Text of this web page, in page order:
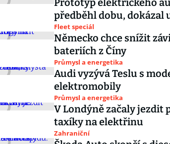
Prototyp elektrického
předběhl dobu, dokázal
Fleet speciál
Německo chce snížit
bateriích z Číny
Průmysl a energetika
Audi vyzývá Teslu s
elektromobily
Průmysl a energetika
V Londýně začaly jezdit
taxíky na elektřinu
Zahraniční